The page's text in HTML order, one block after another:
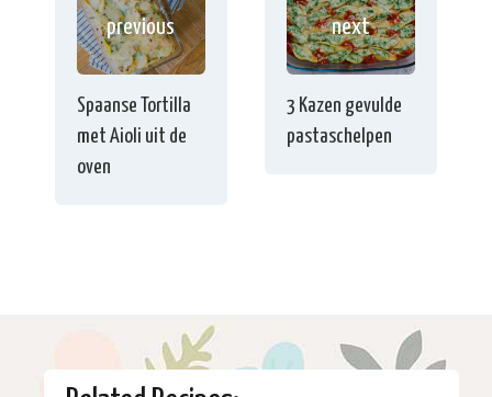
previous
Spaanse Tortilla
met Aioli uit de
oven
next
3 Kazen gevulde
pastaschelpen